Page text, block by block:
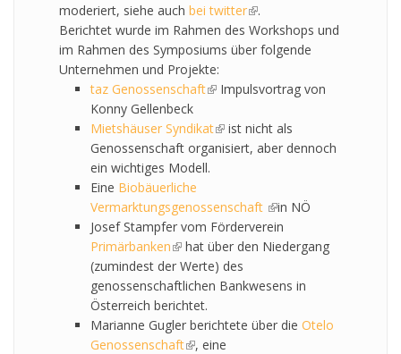
moderiert, siehe auch bei twitter(link is external)
.
Berichtet wurde im Rahmen des Workshops und
im Rahmen des Symposiums über folgende
Unternehmen und Projekte:
taz Genossenschaft(link is external)
Impulsvortrag von
Konny Gellenbeck
Mietshäuser Syndikat(link is external)
ist nicht als
Genossenschaft organisiert, aber dennoch
ein wichtiges Modell.
Eine Biobäuerliche
Vermarktungsgenossenschaft (link is external)
in NÖ
Josef Stampfer vom Förderverein
Primärbanken(link is external)
hat über den Niedergang
(zumindest der Werte) des
genossenschaftlichen Bankwesens in
Österreich berichtet.
Marianne Gugler berichtete über die Otelo
Genossenschaft(link is external)
, eine